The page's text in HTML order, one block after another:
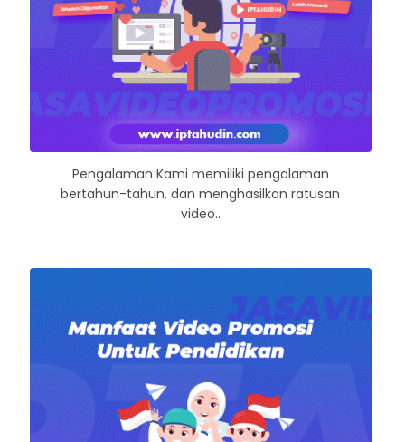
Pengalaman Kami memiliki pengalaman
bertahun-tahun, dan menghasilkan ratusan
video..